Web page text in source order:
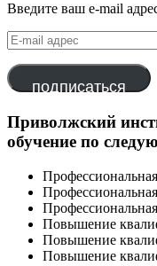
Введите ваш e-mail
E-
mail
адрес
подписаться
Приволжский
обучение по
Повышение
Повышение
Повышение